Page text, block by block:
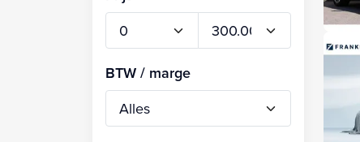
BTW / marge